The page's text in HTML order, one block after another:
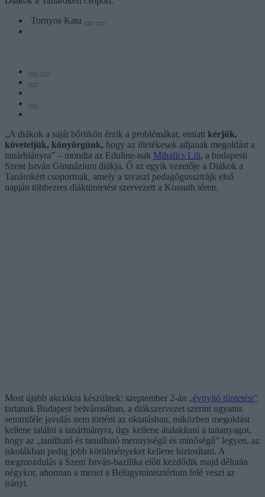
Tornyos Kata
„A diákok a saját bőrükön érzik a problémákat, emiatt kérjük,
követeljük, könyörgünk, hogy az illetékesek adjanak megoldást a
tanárhiányra” – mondta az Eduline-nak Mihalics Lili, a budapesti
Szent István Gimnázium diákja. Ő az egyik vezetője a Diákok a
Tanárokért csoportnak, amely a tavaszi pedagógussztrájk első
napján többezres diáktüntetést szervezett a Kossuth téren.
Most újabb akciókra készülnek: szeptember 2-án „évnyitó tüntetést”
tartanak Budapest belvárosában, a diákszervezet szerint ugyanis
semmiféle javulás nem történt az oktatásban, miközben megoldást
kellene találni a tanárhiányra, úgy kellene átalakítani a tananyagot,
hogy az „tanítható és tanulható mennyiségű és minőségű” legyen, az
iskolákban pedig jobb körülményeket kellene biztosítani. A
megmozdulás a Szent István-bazilika előtt kezdődik majd délután
négykor, ahonnan a menet a Belügyminisztérium felé veszi az
irányt.